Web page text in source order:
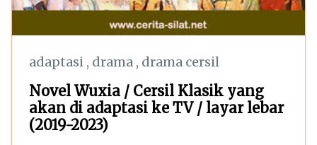
adaptasi , drama , drama cersil
Novel Wuxia / Cersil Klasik yang
akan di adaptasi ke TV / layar lebar
(2019-2023)